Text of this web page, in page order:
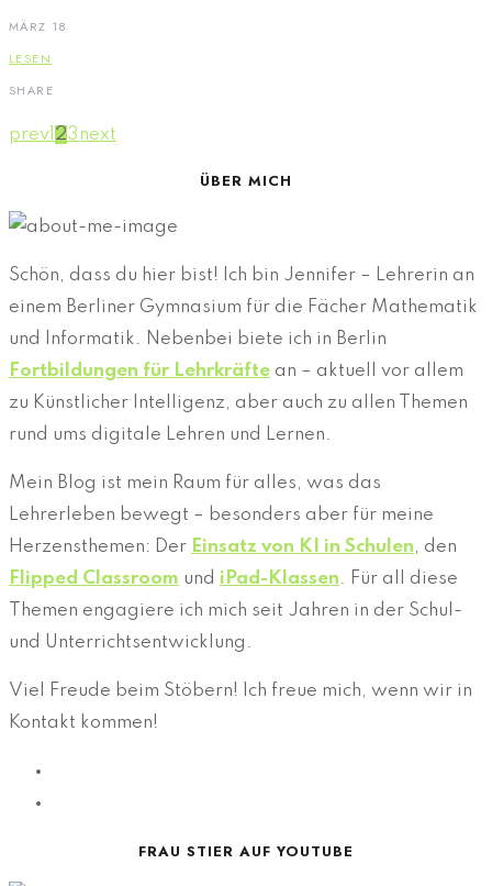
MÄRZ 18
LESEN
SHARE
prev 23next
ÜBER MICH
Schön, dass du hier bist! Ich bin Jennifer – Lehrerin an
einem Berliner Gymnasium für die Fächer Mathematik
und Informatik. Nebenbei biete ich in Berlin
Fortbildungen für Lehrkräfte an – aktuell vor allem
zu Künstlicher Intelligenz, aber auch zu allen Themen
rund ums digitale Lehren und Lernen.
Mein Blog ist mein Raum für alles, was das
Lehrerleben bewegt – besonders aber für meine
Herzensthemen: Der Einsatz von KI in Schulen, den
Flipped Classroom und iPad-Klassen. Für all diese
Themen engagiere ich mich seit Jahren in der Schul-
und Unterrichtsentwicklung.
Viel Freude beim Stöbern! Ich freue mich, wenn wir in
Kontakt kommen!
FRAU STIER AUF YOUTUBE